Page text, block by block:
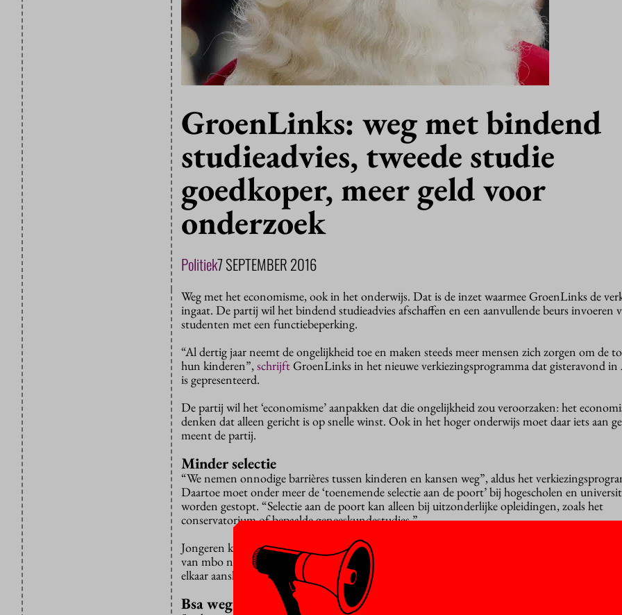
GroenLinks: weg met bindend
studieadvies, tweede studie
goedkoper, meer geld voor
onderzoek
Politiek7 SEPTEMBER 2016
Weg met het economisme, ook in het onderwijs. Dat is de inzet waarmee GroenLinks de
ingaat. De partij wil het bindend studieadvies afschaffen en een aanvullende beurs invoeren
studenten met een functiebeperking.
“Al dertig jaar neemt de ongelijkheid toe en maken steeds meer mensen zich zorgen om de
hun kinderen”,schrijftGroenLinks in het nieuwe verkiezingsprogramma dat gisteravond
is gepresenteerd.
De partij wil het ‘economisme’ aanpakken dat die ongelijkheid zou veroorzaken: het
denken dat alleen gericht is op snelle winst. Ook in het hoger onderwijs moet daar iets aan
meent de partij.
Minder selectie
“We nemen onnodige barrières tussen kinderen en kansen weg”, aldus het
Daartoe moet onder meer de ‘toenemende selectie aan de poort’ bij hogescholen en
worden gestopt. “Selectie aan de poort kan alleen bij uitzonderlijke opleidingen, zoals het
conservatorium of bepaalde geneeskundestudies.”
Jongeren krijgen weer het recht om door te stromen naar een hoger onderwijsniveau. “De
van mbo naar hbo wordt verbeterd. De extra toegangseisen vervallen, lesprogramma’s
elkaar aansluiten en er komen goede schakelprogramma’s.”
Bsa weg